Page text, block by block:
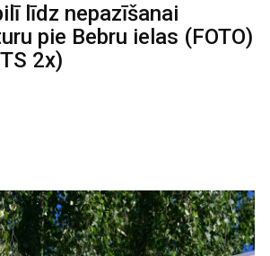
līdz nepazīšanai
pie Bebru ielas (FOTO)
2x)